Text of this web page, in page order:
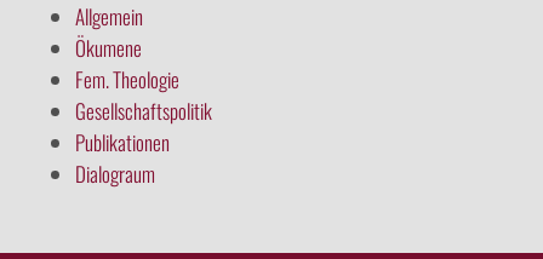
Allgemein
Ökumene
Fem. Theologie
Gesellschaftspolitik
Publikationen
Dialograum